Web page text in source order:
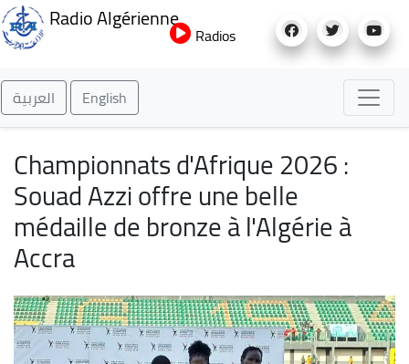
au
Radio Algérienne
Radios
العربية English
Championnats d'Afrique 2026 :
Souad Azzi offre une belle
médaille de bronze à l'Algérie à
Accra